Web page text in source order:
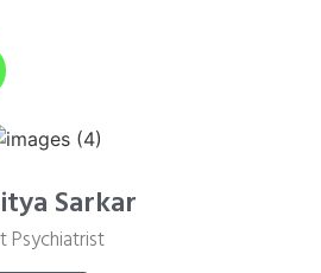
Sarkar
Psychiatrist